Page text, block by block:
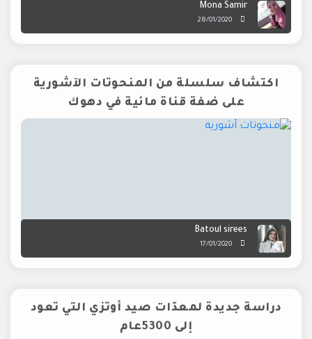
Mona Samir
28/01/2020
اكتشاف سلسلة من المنحوتات الآشورية
على ضفة قناة مائية في دهوك
Batoul sirees
17/01/2020
دراسة جديدة لمعدّات صيد أوتزي التي تعود
إلى 5300عام